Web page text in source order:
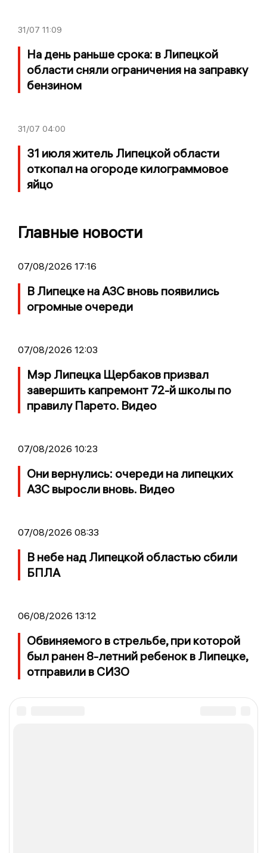
31/07 11:09
На день раньше срока: в Липецкой
области сняли ограничения на заправку
бензином
31/07 04:00
31 июля житель Липецкой области
откопал на огороде килограммовое
яйцо
Главные новости
07/08/2026 17:16
В Липецке на АЗС вновь появились
огромные очереди
07/08/2026 12:03
Мэр Липецка Щербаков призвал
завершить капремонт 72-й школы по
правилу Парето. Видео
07/08/2026 10:23
Они вернулись: очереди на липецких
АЗС выросли вновь. Видео
07/08/2026 08:33
В небе над Липецкой областью сбили
БПЛА
06/08/2026 13:12
Обвиняемого в стрельбе, при которой
был ранен 8-летний ребенок в Липецке,
отправили в СИЗО